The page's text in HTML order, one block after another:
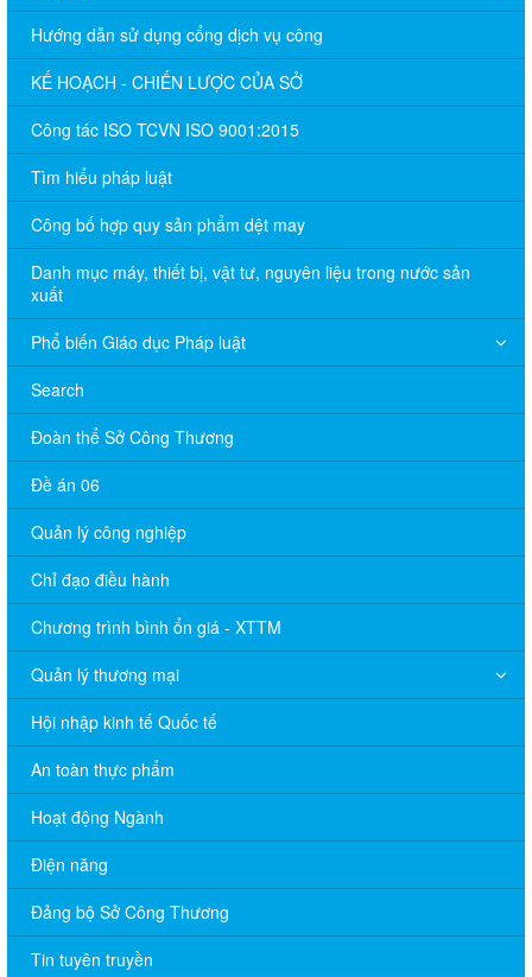
Hướng dẫn sử dụng cổng dịch vụ công
KẾ HOẠCH - CHIẾN LƯỢC CỦA SỞ
Công tác ISO TCVN ISO 9001:2015
Tìm hiểu pháp luật
Công bố hợp quy sản phẩm dệt may
Danh mục máy, thiết bị, vật tư, nguyên liệu trong nước sản
xuất
Phổ biến Giáo dục Pháp luật
Search
Đoàn thể Sở Công Thương
Đề án 06
Quản lý công nghiệp
Chỉ đạo điều hành
Chương trình bình ổn giá - XTTM
Quản lý thương mại
Hội nhập kinh tế Quốc tế
An toàn thực phẩm
Hoạt động Ngành
Điện năng
Đảng bộ Sở Công Thương
Tin tuyên truyền